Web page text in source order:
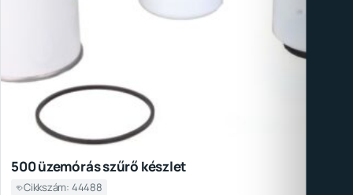
500 üzemórás szűrő készlet
Cikkszám: 44488